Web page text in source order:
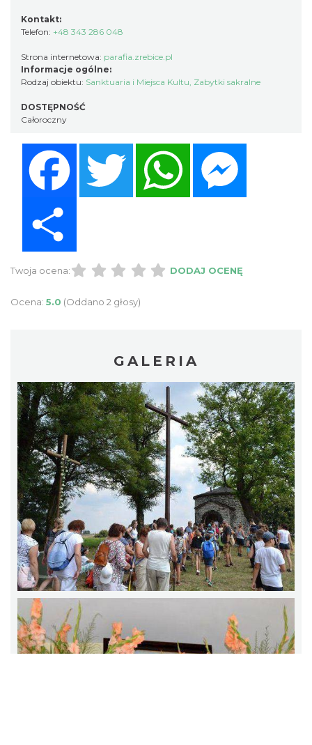
Kontakt:
Telefon: +48 343 286 048
Strona internetowa: parafia.zrebice.pl
Informacje ogólne:
Rodzaj obiektu: Sanktuaria i Miejsca Kultu Zabytki sakralne
DOSTĘPNOŚĆ
Całoroczny
Twitter WhatsApp
Twoja ocena: DODAJ OCENĘ
Ocena: 5.0 (Oddano 2 głosy)
GALERIA